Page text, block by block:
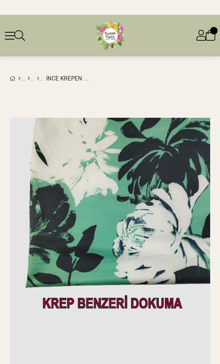
İNCE KREPEN: 140 CM